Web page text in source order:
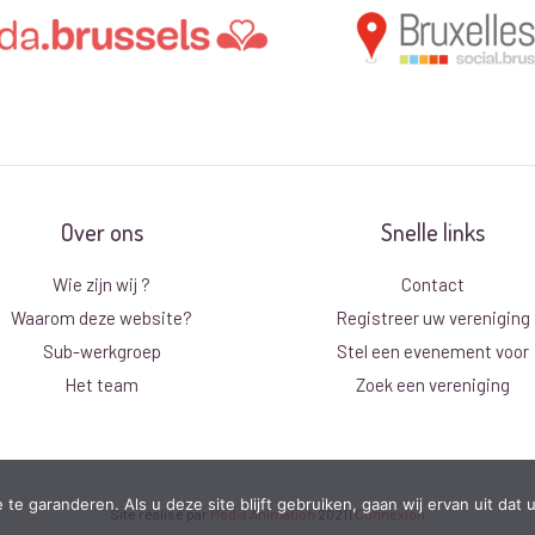
Over ons
Wie zijn wij ?
Waarom deze website?
Sub-werkgroep
Het team
Snelle links
Contact
Registreer uw vereniging
Stel een evenement voor
Zoek een vereniging
Site réalisé parMédia Animation2021|Connexion
garanderen. Als u deze site blijft gebruiken, gaan wij ervan uit dat